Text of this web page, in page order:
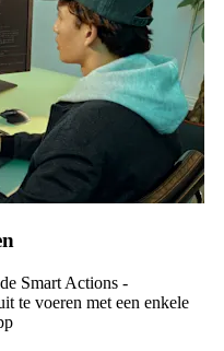
Smart Actions -
te voeren met een enkele